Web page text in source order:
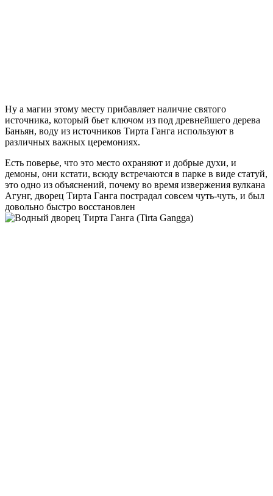
Ну а магии этому месту прибавляет наличие святого
источника, который бьет ключом из под древнейшего дерева
Баньян, воду из источников Тирта Ганга используют в
различных важных церемониях.
Есть поверье, что это место охраняют и добрые духи, и
демоны, они кстати, всюду встречаются в парке в виде статуй,
это одно из объяснений, почему во время извержения вулкана
Агунг, дворец Тирта Ганга пострадал совсем чуть-чуть, и был
довольно быстро восстановлен